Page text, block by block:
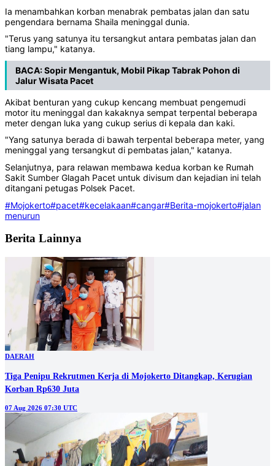
Ia menambahkan korban menabrak pembatas jalan dan satu
pengendara bernama Shaila meninggal dunia.
"Terus yang satunya itu tersangkut antara pembatas jalan dan
tiang lampu," katanya.
BACA:Sopir Mengantuk, Mobil Pikap Tabrak Pohon di
Jalur Wisata Pacet
Akibat benturan yang cukup kencang membuat pengemudi
motor itu meninggal dan kakaknya sempat terpental beberapa
meter dengan luka yang cukup serius di kepala dan kaki.
"Yang satunya berada di bawah terpental beberapa meter, yang
meninggal yang tersangkut di pembatas jalan," katanya.
Selanjutnya, para relawan membawa kedua korban ke Rumah
Sakit Sumber Glagah Pacet untuk divisum dan kejadian ini telah
ditangani petugas Polsek Pacet.
#Mojokerto#pacet#kecelakaan#cangar#Berita-mojokerto#jalan
menurun
Berita Lainnya
DAERAH
Tiga Penipu Rekrutmen Kerja di Mojokerto Ditangkap, Kerugian
Korban Rp630 Juta
07 Aug 2026 07:30 UTC